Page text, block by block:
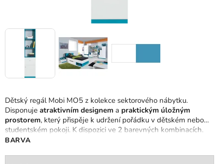
Dětský regál Mobi MO5 z kolekce sektorového nábytku.
Disponuje atraktivním designem a praktickým úložným
prostorem, který přispěje k udržení pořádku v dětském nebo
studentském pokoji. K dispozici ve 2 barevných kombinacích.
BARVA